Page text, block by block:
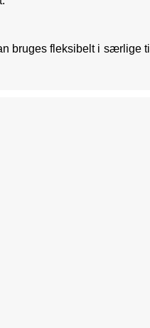
bruges fleksibelt i særlige